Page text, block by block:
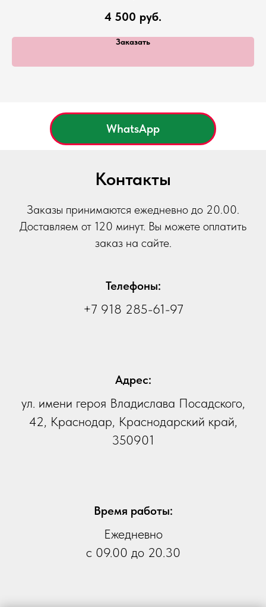
4 500 руб.
Заказать
WhatsApp
Контакты
Заказы принимаются ежедневно до 20.00.
Доставляем от 120 минут. Вы можете оплатить
заказ на сайте.
Телефоны:
+7 918 285-61-97
Адрес:
ул. имени героя Владислава Посадского,
42, Краснодар, Краснодарский край,
350901
Время работы:
Ежедневно
с 09.00 до 20.30